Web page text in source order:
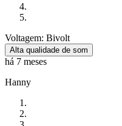
Voltagem: Bivolt
Alta qualidade de som
há 7 meses
Hanny